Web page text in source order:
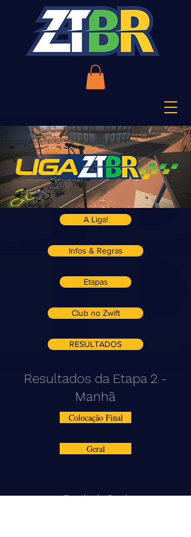
A Liga!
Infos & Regras
Etapas
Club no Zwift
RESULTADOS
Resultados da Etapa 2 -
Manhã
Colocação Final
Geral
Resultado Geral